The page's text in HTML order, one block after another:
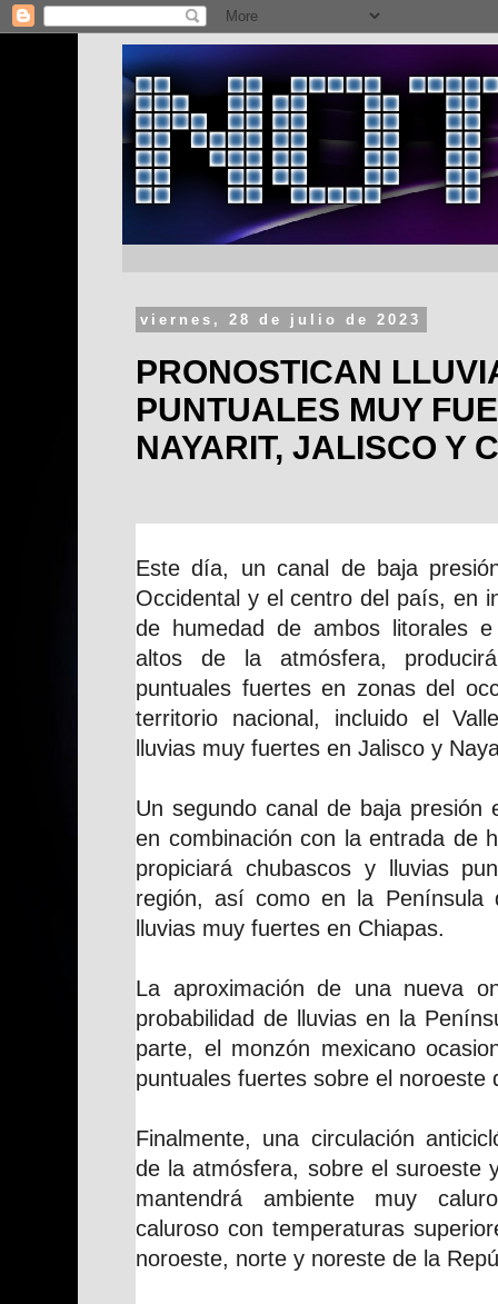
viernes, 28 de julio de 2023
PRONOSTICAN
PUNTUALES MUY
NAYARIT, JALISCO Y
Este día, un canal de baja
Occidental y el centro del país, en
de humedad de ambos litorales
altos de la atmósfera,
puntuales fuertes en zonas del
territorio nacional, incluido el
lluvias muy fuertes en Jalisco y
Un segundo canal de baja presión
en combinación con la entrada de
propiciará chubascos y lluvias
región, así como en la Península
lluvias muy fuertes en Chiapas.
La aproximación de una nueva
probabilidad de lluvias en la
parte, el monzón mexicano
puntuales fuertes sobre el noroeste
Finalmente, una circulación
de la atmósfera, sobre el suroeste
mantendrá ambiente muy
caluroso con temperaturas
noroeste, norte y noreste de la